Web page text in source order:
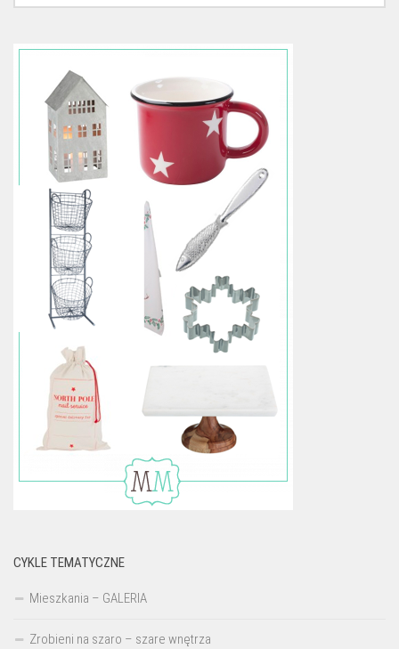
CYKLE TEMATYCZNE
Mieszkania – GALERIA
Zrobieni na szaro – szare wnętrza